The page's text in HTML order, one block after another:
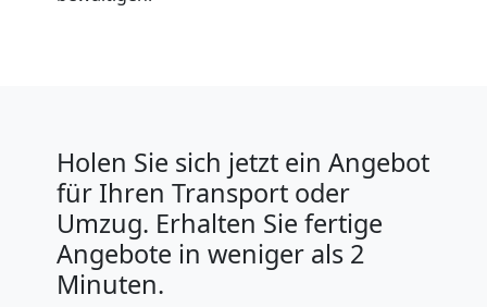
Holen Sie sich jetzt ein Angebot
für Ihren Transport oder
Umzug. Erhalten Sie fertige
Angebote in weniger als 2
Minuten.